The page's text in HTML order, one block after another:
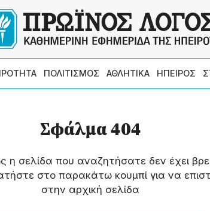
ΠΟΛΙΤΙΣΜΟΣ ΑΘΛΗΤΙΚΑ ΗΠΕΙΡΟΣ
Σφάλμα 404
η σελίδα που αναζητήσατε δεν έχει
στο παρακάτω κουμπί για να
στην αρχική σελίδα